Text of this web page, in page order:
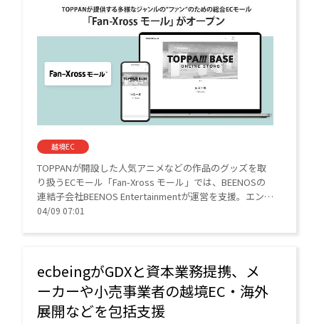
越境EC
TOPPANが開設した人気アニメなどの作品のグッズを取
り扱うECモール「Fan-Xross モール」では、BEENOSの
連結子会社BEENOS Entertainmentが運営を支援。エンタ
メ特化型ECプラットフォーム構築サービス「Groobee」
04/09 07:01
ecbeingがGDXと資本業務提携、メ
ーカーや小売事業者の越境EC・海外
展開などを包括支援